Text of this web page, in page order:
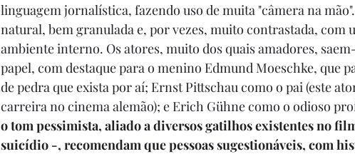
linguagem jornalística, fazendo uso de muita "câmera na
natural, bem granulada e, por vezes, muito contrastada, com
ambiente interno. Os atores, muito dos quais amadores,
papel, com destaque para o menino Edmund Moeschke, que
de pedra que exista por aí; Ernst Pittschau como o pai (este
carreira no cinema alemão); e Erich Gühne como o odioso
o tom pessimista, aliado a diversos gatilhos existentes no
suicídio -, recomendam que pessoas sugestionáveis, com